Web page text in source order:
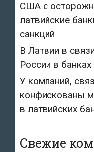
США с
латвийские
санкций
В Латвии в
России в
У компаний,
конфискованы
в латвийских
Свежие